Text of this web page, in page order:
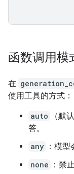
函数调用模
在
使用工具的方式：
auto
（默
答。
any ：模
none
：禁